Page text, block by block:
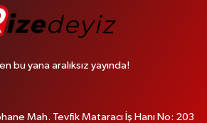
bu yana aralıksız yayında!
Mah. Tevfik Mataracı İş Hanı No: 203